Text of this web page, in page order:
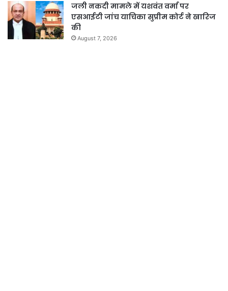
जली नकदी मामले में यशवंत वर्मा पर
एसआईटी जांच याचिका सुप्रीम कोर्ट ने खारिज
की
August 7, 2026